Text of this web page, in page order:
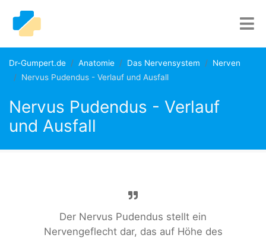
Dr-Gumpert.de Anatomie Das Nervensystem
Nerven
Nervus Pudendus - Verlauf und Ausfall
Nervus Pudendus - Verlauf
und Ausfall
Der Nervus Pudendus stellt ein
Nervengeflecht dar, das auf Höhe des